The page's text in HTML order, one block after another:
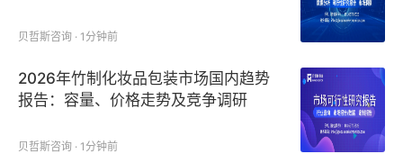
贝哲斯咨询 · 1分钟前
2026年竹制化妆品包装市场国内趋势
报告：容量、价格走势及竞争调研
贝哲斯咨询 · 1分钟前